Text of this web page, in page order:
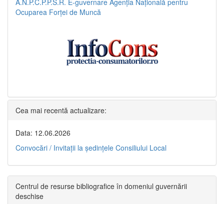
A.N.P.C.P.P.S.R. E-guvernare Agenția Națională pentru
Ocuparea Forței de Muncă
Cea mai recentă actualizare:
Data: 12.06.2026
Convocări / Invitaţii la şedinţele Consiliului Local
Centrul de resurse bibliografice în domeniul guvernării
deschise